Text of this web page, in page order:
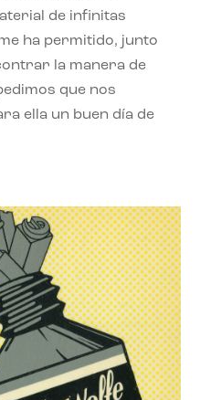
de infinitas
ha permitido, junto
la manera de
que nos
ella un buen día de